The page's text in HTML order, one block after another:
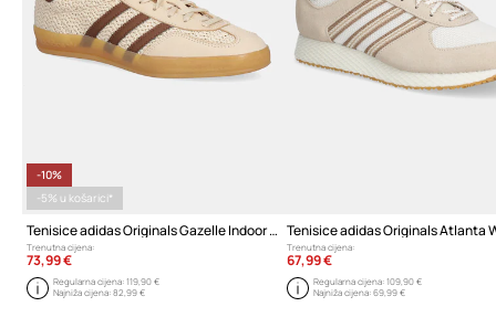
-10%
-5% u košarici*
Tenisice adidas Originals Gazelle Indoor W
Trenutna cijena:
73,99 €
Regularna cijena:119,90 €
Najniža cijena:82,99 €
Tenisice adidas Originals Atlanta
Trenutna cijena:
67,99 €
Regularna cijena: 109,90 €
Najniža cijena: 69,99 €